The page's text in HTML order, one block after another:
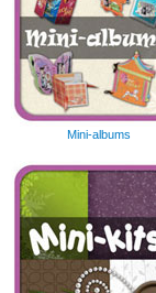
Mini-albums